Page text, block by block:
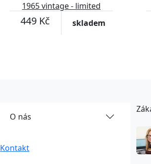
1965 vintage - limited
edition 2
449 Kč skladem
O nás
Kontakt